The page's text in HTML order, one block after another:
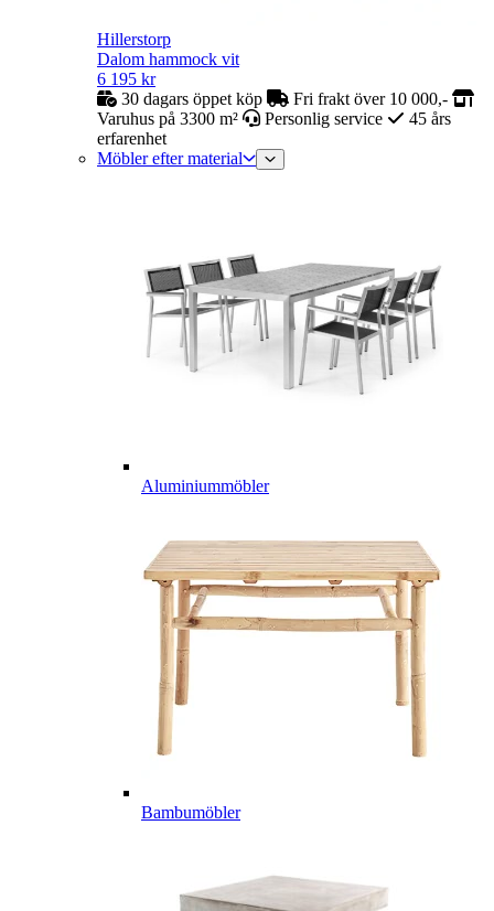
Hillerstorp
Dalom hammock vit
6 195 kr
30 dagars öppet köp
Fri frakt över 10 000,-
Varuhus på 3300 m²
Personlig service
45 års
erfarenhet
Möbler efter material
Aluminiummöbler
Bambumöbler